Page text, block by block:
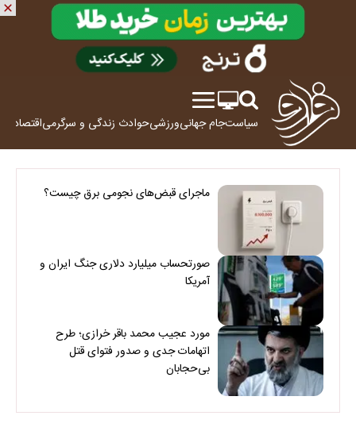
سیاستجام جهانیورزشیحوادث زندگی و سرگرمیاقتصاد
ماجرای قبض‌های نجومی برق چیست؟
صورتحساب میلیارد دلاری جنگ ایران و
آمریکا
مورد عجیب محمد باقر خرازی؛ طرح
اتهامات جدی و صدور فتوای قتل
بی‌حجابان